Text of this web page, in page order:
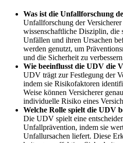
Was ist die Unfallforschung
Unfallforschung der
wissenschaftliche Disziplin, die
Unfällen und ihren Ursachen
werden genutzt, um
und die Sicherheit zu
Wie beeinflusst die UDV die
UDV trägt zur Festlegung der
indem sie Risikofaktoren
Weise können Versicherer
individuelle Risiko eines
Welche Rolle spielt die UDV
Die UDV spielt eine
Unfallprävention, indem sie
Unfallursachen liefert. Diese